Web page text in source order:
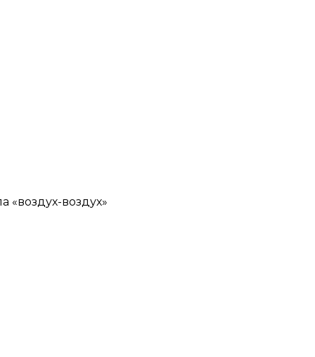
«воздух-воздух»